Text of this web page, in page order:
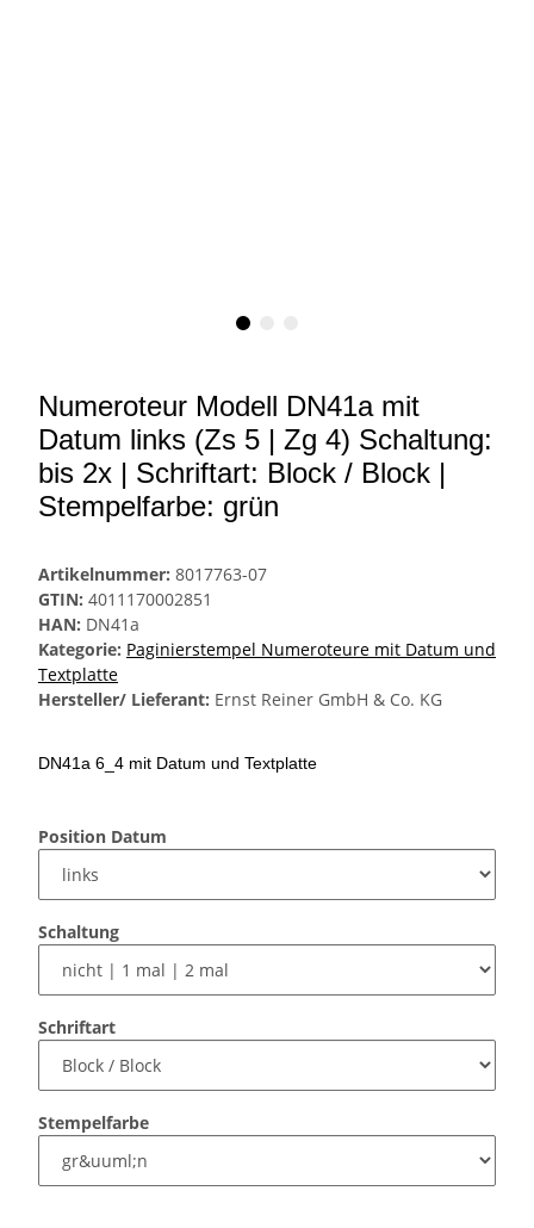
Numeroteur Modell DN41a mit
Datum links (Zs 5 | Zg 4) Schaltung:
bis 2x | Schriftart: Block / Block |
Stempelfarbe: grün
Artikelnummer: 8017763-07
GTIN: 4011170002851
HAN: DN41a
Kategorie: Paginierstempel Numeroteure mit Datum und
Textplatte
Hersteller/ Lieferant: Ernst Reiner GmbH & Co. KG
DN41a 6_4 mit Datum und Textplatte
Position Datum
Schaltung
Schriftart
Stempelfarbe